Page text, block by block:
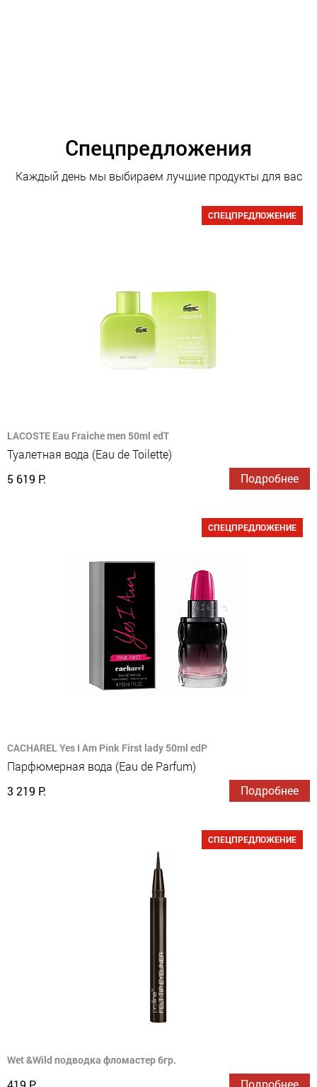
Спецпредложения
Каждый день мы выбираем лучшие продукты для вас
СПЕЦПРЕДЛОЖЕНИЕ
LACOSTE Eau Fraiche men 50ml edT
Туалетная вода (Eau de Toilette)
5 619 Р.
Подробнее
СПЕЦПРЕДЛОЖЕНИЕ
CACHAREL Yes I Am Pink First lady 50ml edP
Парфюмерная вода (Eau de Parfum)
3 219 Р.
Подробнее
СПЕЦПРЕДЛОЖЕНИЕ
Wet &Wild подводка фломастер 6гр.